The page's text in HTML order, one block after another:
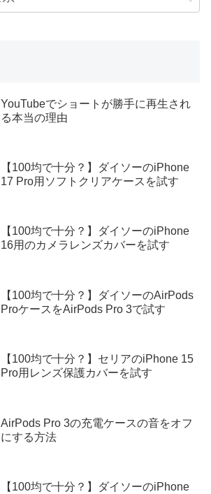
YouTubeでショートが勝手に再生され
る本当の理由
【100均で十分？】ダイソーのiPhone
17 Pro用ソフトクリアケースを試す
【100均で十分？】ダイソーのiPhone
16用のカメラレンズカバーを試す
【100均で十分？】ダイソーのAirPods
ProケースをAirPods Pro 3で試す
【100均で十分？】セリアのiPhone 15
Pro用レンズ保護カバーを試す
AirPods Pro 3の充電ケースの音をオフ
にする方法
【100均で十分？】ダイソーのiPhone